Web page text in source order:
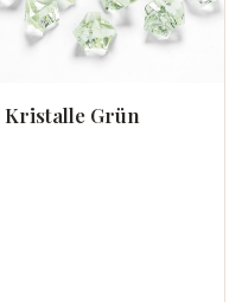
Kristalle Grün